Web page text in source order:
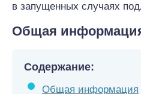
в запущенных случаях
Общая
Содержание:
Общая информация